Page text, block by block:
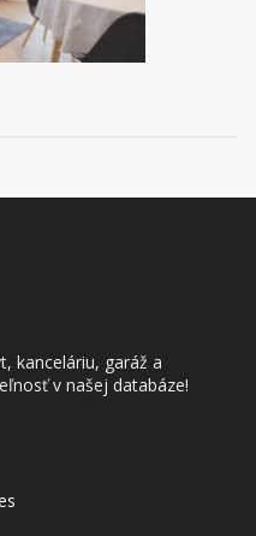
kanceláriu, garáž a
v našej databáze!